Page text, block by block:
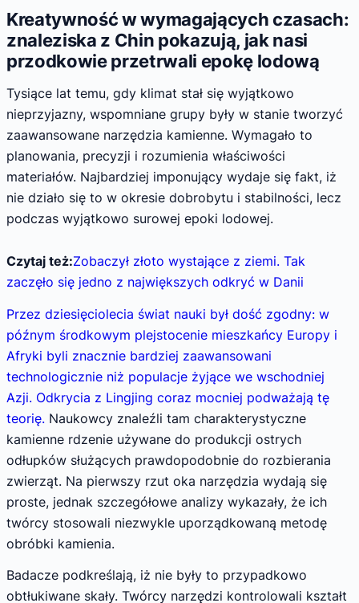
Kreatywność w wymagających czasach:
znaleziska z Chin pokazują, jak nasi
przodkowie przetrwali epokę lodową
Tysiące lat temu, gdy klimat stał się wyjątkowo
nieprzyjazny, wspomniane grupy były w stanie tworzyć
zaawansowane narzędzia kamienne. Wymagało to
planowania, precyzji i rozumienia właściwości
materiałów. Najbardziej imponujący wydaje się fakt, iż
nie działo się to w okresie dobrobytu i stabilności, lecz
podczas wyjątkowo surowej epoki lodowej.
Czytaj też:Zobaczył złoto wystające z ziemi. Tak
zaczęło się jedno z największych odkryć w Danii
Przez dziesięciolecia świat nauki był dość zgodny: w
późnym środkowym plejstocenie mieszkańcy Europy i
Afryki byli znacznie bardziej zaawansowani
technologicznie niż populacje żyjące we wschodniej
Azji. Odkrycia z Lingjing coraz mocniej podważają tę
teorię. Naukowcy znaleźli tam charakterystyczne
kamienne rdzenie używane do produkcji ostrych
odłupków służących prawdopodobnie do rozbierania
zwierząt. Na pierwszy rzut oka narzędzia wydają się
proste, jednak szczegółowe analizy wykazały, że ich
twórcy stosowali niezwykle uporządkowaną metodę
obróbki kamienia.
Badacze podkreślają, iż nie były to przypadkowo
obtłukiwane skały. Twórcy narzędzi kontrolowali kształt